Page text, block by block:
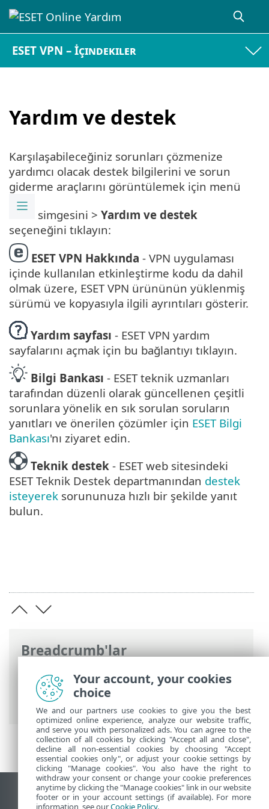
ESET VPN – İçindekiler
Yardım ve destek
Breadcrumb'lar
ESET Online Yardım>ESET VPN >ESET
VPN>ESET VPN ile çalışma
destek
Karşılaşabileceğiniz sorunları çözmenize
yardımcı olacak destek bilgilerini ve sorun
giderme araçlarını görüntülemek için menü
simgesini > Yardım ve destek
seçeneğini tıklayın:
ESET VPN Hakkında - VPN uygulaması
içinde kullanılan etkinleştirme kodu da dahil
olmak üzere, ESET VPN ürününün yüklenmiş
sürümü ve kopyasıyla ilgili ayrıntıları gösterir.
Yardım sayfası - ESET VPN yardım
sayfalarını açmak için bu bağlantıyı tıklayın.
Bilgi Bankası - ESET teknik uzmanları
tarafından düzenli olarak güncellenen çeşitli
sorunlara yönelik en sık sorulan soruların
yanıtları ve önerilen çözümler için ESET Bilgi
Bankası'nı ziyaret edin.
Teknik destek - ESET web sitesindeki
ESET Teknik Destek departmanından destek
isteyerek sorununuza hızlı bir şekilde yanıt
bulun.
Masaüstü sitesini görüntüle
Your account, your cookies
choice
We and our partners use cookies to give you the best
optimized online experience, analyze our website traffic,
and serve you with personalized ads. You can agree to the
collection of all cookies by clicking "Accept all and close",
decline all non-essential cookies by choosing "Accept
essential cookies only", or adjust your cookie settings by
clicking "Manage cookies". You also have the right to
withdraw your consent or change your cookie preferences
anytime by clicking the "Manage cookies" link in our website
footer or in your account settings (if available). For more
information, see ourCookie Policy.